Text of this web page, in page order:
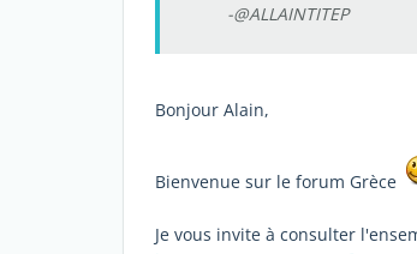
-@ALLAINTITEP
Bonjour Alain,
Bienvenue sur le forum Grèce
Je vous invite à consulter